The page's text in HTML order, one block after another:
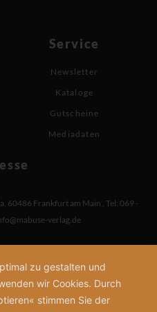
Service
Newsletter
Kataloge
Gutscheine
Mediadaten
, 60486 Frankfurt am Main , Tel: 069 -
verlag.de
zu gestalten und
wir Cookies. Durch
stimmen Sie der